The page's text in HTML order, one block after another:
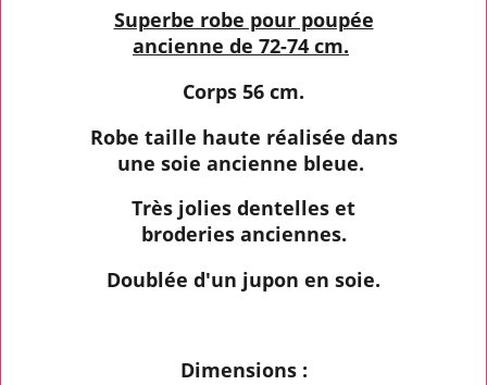
Superbe robe pour poupée
ancienne de 72-74 cm.
Corps 56 cm.
Robe taille haute réalisée dans
une soie ancienne bleue.
Très jolies dentelles et
broderies anciennes.
Doublée d'un jupon en soie.
Dimensions :